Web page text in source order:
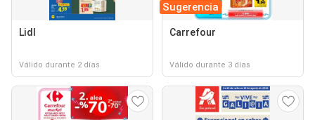
Lidl
Válido durante 2 días
Sugerencia
Carrefour
Válido durante 3 días